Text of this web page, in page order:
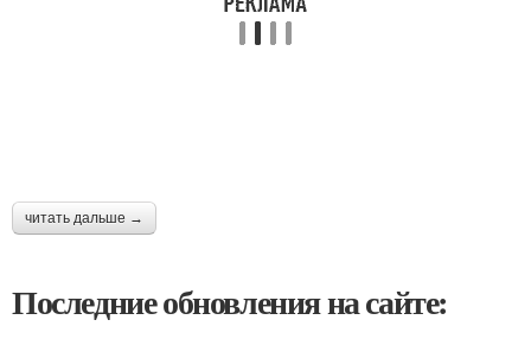
читать дальше →
Последние обновления на сайте: